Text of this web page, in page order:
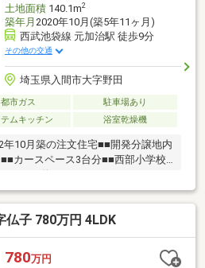
土地面積140.1m2
築年月 2020年10月(築5年11ヶ月)
西武池袋線 元加治駅 徒歩9分
その他の交通
埼玉県入間市大字野田
都市ガス
駐車場あり
ムキッチン 浴室乾燥機
10月築の注文住宅■■開発分譲地内
カースペース3台分■■西部小学校
仏子 780万円 4LDK
780万円